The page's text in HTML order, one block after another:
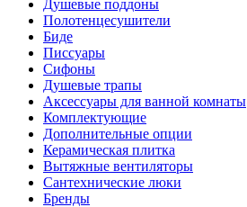
Душевые поддоны
Полотенцесушители
Биде
Писсуары
Сифоны
Душевые трапы
Аксессуары для ванной комнаты
Комплектующие
Дополнительные опции
Керамическая плитка
Вытяжные вентиляторы
Сантехнические люки
Бренды